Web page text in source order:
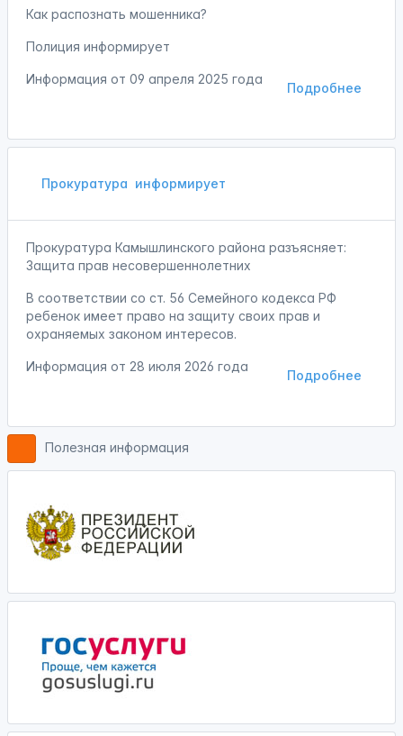
Как распознать мошенника?
Полиция информирует
Подробнее
Информация от 09 апреля 2025 года
Прокуратура информирует
Прокуратура Камышлинского района разъясняет:
Защита прав несовершеннолетних
В соответствии со ст. 56 Семейного кодекса РФ
ребенок имеет право на защиту своих прав и
охраняемых законом интересов.
Подробнее
Информация от 28 июля 2026 года
Полезная информация